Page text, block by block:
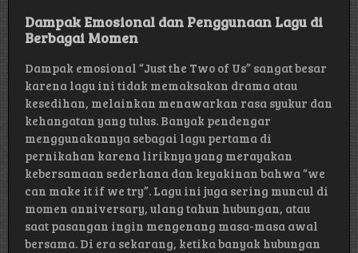
Dampak Emosional dan Penggunaan Lagu di
Berbagai Momen
Dampak emosional “Just the Two of Us” sangat besar
karena lagu ini tidak memaksakan drama atau
kesedihan, melainkan menawarkan rasa syukur dan
kehangatan yang tulus. Banyak pendengar
menggunakannya sebagai lagu pertama di
pernikahan karena liriknya yang merayakan
kebersamaan sederhana dan keyakinan bahwa “we
can make it if we try”. Lagu ini juga sering muncul di
momen anniversary, ulang tahun hubungan, atau
saat pasangan ingin mengenang masa-masa awal
bersama. Di era sekarang, ketika banyak hubungan